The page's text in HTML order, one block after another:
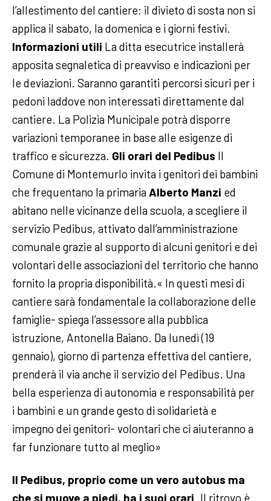
l’allestimento del cantiere; il divieto di sosta non si
applica il sabato, la domenica e i giorni festivi.
Informazioni utili La ditta esecutrice installerà
apposita segnaletica di preavviso e indicazioni per
le deviazioni. Saranno garantiti percorsi sicuri per i
pedoni laddove non interessati direttamente dal
cantiere. La Polizia Municipale potrà disporre
variazioni temporanee in base alle esigenze di
traffico e sicurezza. Gli orari del Pedibus Il
Comune di Montemurlo invita i genitori dei bambini
che frequentano la primaria Alberto Manzi ed
abitano nelle vicinanze della scuola, a scegliere il
servizio Pedibus, attivato dall’amministrazione
comunale grazie al supporto di alcuni genitori e dei
volontari delle associazioni del territorio che hanno
fornito la propria disponibilità.« In questi mesi di
cantiere sarà fondamentale la collaborazione delle
famiglie- spiega l’assessore alla pubblica
istruzione, Antonella Baiano. Da lunedì (19
gennaio), giorno di partenza effettiva del cantiere,
prenderà il via anche il servizio del Pedibus. Una
bella esperienza di autonomia e responsabilità per
i bambini e un grande gesto di solidarietà e
impegno dei genitori- volontari che ci aiuteranno a
far funzionare tutto al meglio»
Il Pedibus, proprio come un vero autobus ma
che si muove a piedi, ha i suoi orari . Il ritrovo è